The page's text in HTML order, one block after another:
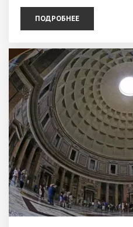
ПОДРОБНЕЕ